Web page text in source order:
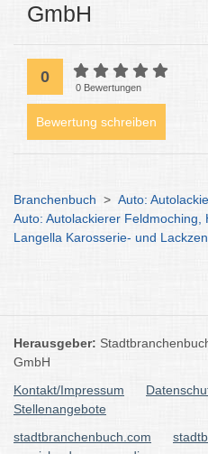
GmbH
0
0 Bewertungen
Bewertung schreiben
Branchenbuch > Auto:
Auto: Autolackierer Feldmoching,
Langella Karosserie- und
Herausgeber:
GmbH
Kontakt/Impressum
Stellenangebote
stadtbranchenbuch.com